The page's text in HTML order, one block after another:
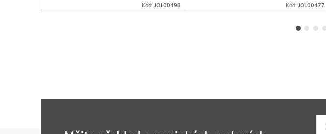
Kód: JOL00498 Kód: JOL00477